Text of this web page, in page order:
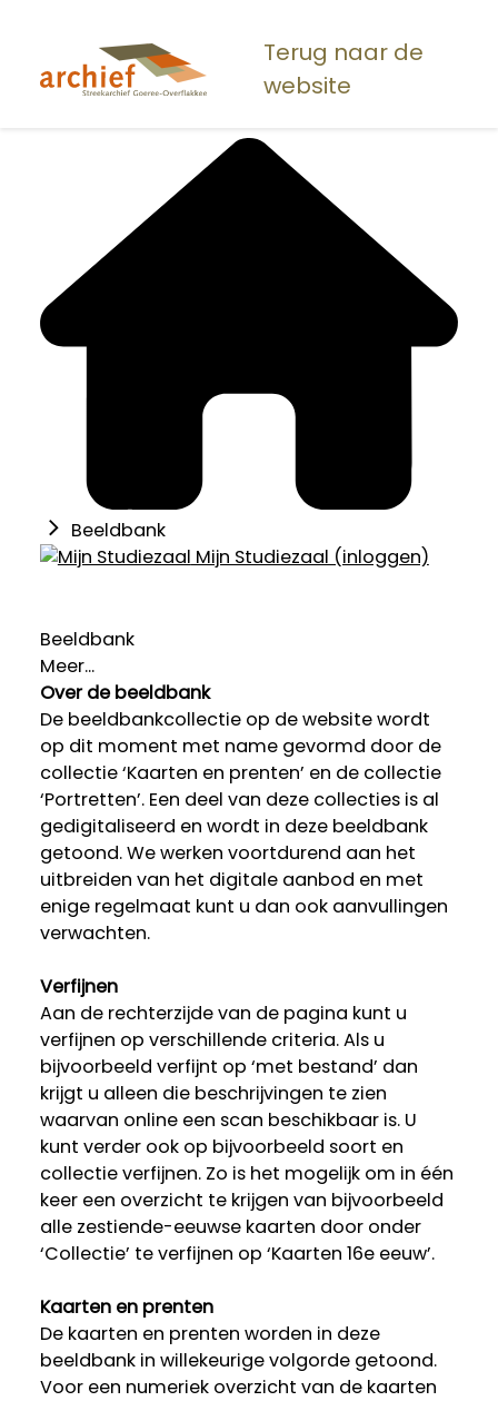
naar
Terug naar de
website
Beeldbank
Mijn Studiezaal (inloggen)
Beeldbank
Meer...
Over de beeldbank
De beeldbankcollectie op de website wordt
op dit moment met name gevormd door de
collectie ‘Kaarten en prenten’ en de collectie
‘Portretten’. Een deel van deze collecties is al
gedigitaliseerd en wordt in deze beeldbank
getoond. We werken voortdurend aan het
uitbreiden van het digitale aanbod en met
enige regelmaat kunt u dan ook aanvullingen
verwachten.
Verfijnen
Aan de rechterzijde van de pagina kunt u
verfijnen op verschillende criteria. Als u
bijvoorbeeld verfijnt op ‘met bestand’ dan
krijgt u alleen die beschrijvingen te zien
waarvan online een scan beschikbaar is. U
kunt verder ook op bijvoorbeeld soort en
collectie verfijnen. Zo is het mogelijk om in één
keer een overzicht te krijgen van bijvoorbeeld
alle zestiende-eeuwse kaarten door onder
‘Collectie’ te verfijnen op ‘Kaarten 16e eeuw’.
Kaarten en prenten
De kaarten en prenten worden in deze
beeldbank in willekeurige volgorde getoond.
Voor een numeriek overzicht van de kaarten